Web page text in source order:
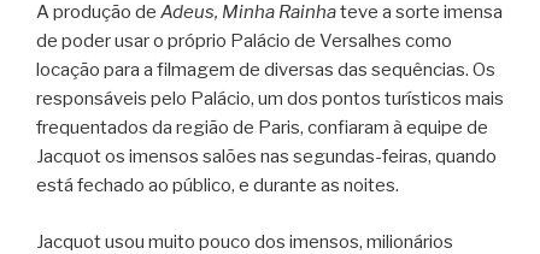
A produção de Adeus, Minha Rainhateve a sorte imensa
de poder usar o próprio Palácio de Versalhes como
locação para a filmagem de diversas das sequências. Os
responsáveis pelo Palácio, um dos pontos turísticos mais
frequentados da região de Paris, confiaram à equipe de
Jacquot os imensos salões nas segundas-feiras, quando
está fechado ao público, e durante as noites.
Jacquot usou muito pouco dos imensos, milionários